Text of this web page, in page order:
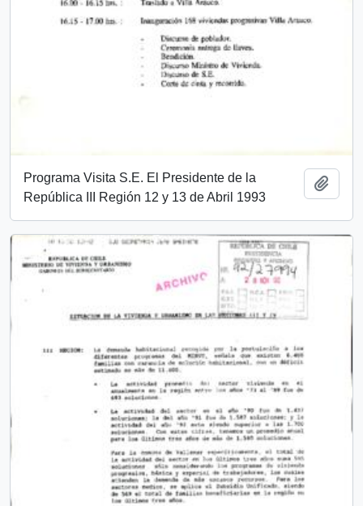
Programa Visita S.E. El Presidente de la
República III Región 12 y 13 de Abril 1993